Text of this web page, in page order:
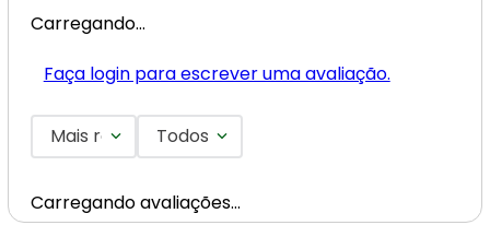
Carregando…
Faça login para escrever uma avaliação.
Mais recentesTodos
Carregando avaliações…